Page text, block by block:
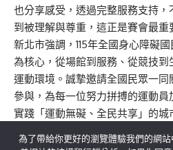
也分享感受，透過完整服務支持
到被理解與尊重，這正是賽會最重
新北市強調，115年全國身心障礙
為核心，從場館到服務、從競技
運動環境。誠摯邀請全國民眾一
參與，為每一位努力拼搏的運動
實踐「運動無礙、全民共享」的城
為了帶給你更好的瀏覽體驗我們的網